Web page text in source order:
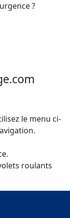
?
le menu ci-
roulants